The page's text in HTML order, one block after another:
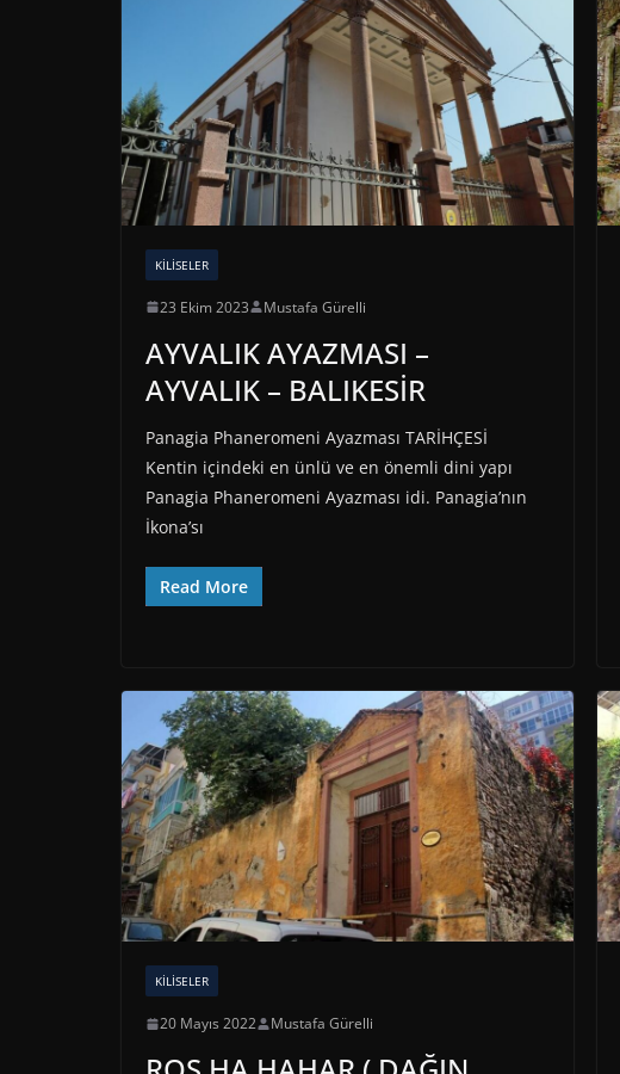
KILISELER
23 Ekim 2023 Mustafa Gürelli
AYVALIK AYAZMASI –
AYVALIK – BALIKESİR
Panagia Phaneromeni Ayazması TARİHÇESİ
Kentin içindeki en ünlü ve en önemli dini yapı
Panagia Phaneromeni Ayazması idi. Panagia’nın
İkona’sı
Read More
KILISELER
20 Mayıs 2022 Mustafa Gürelli